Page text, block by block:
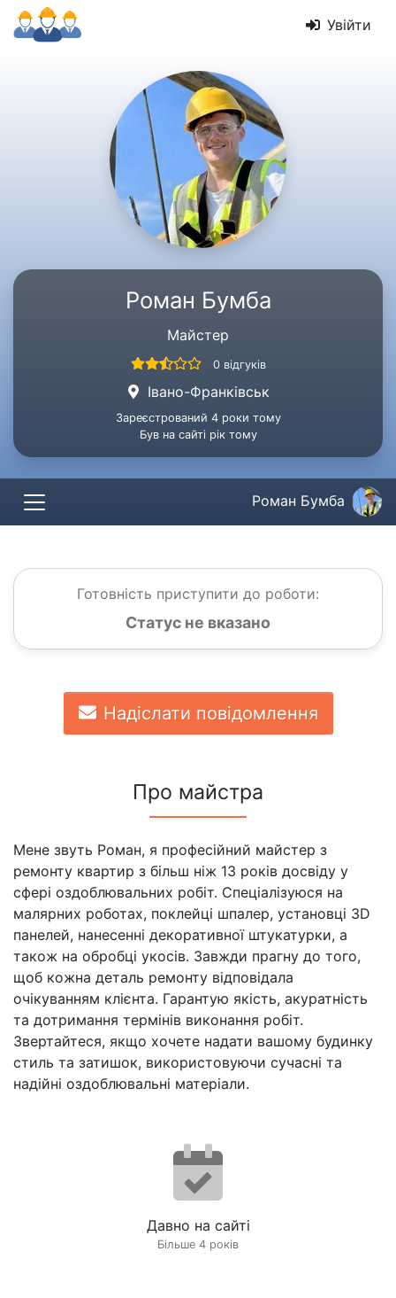
Увійти
Роман Бумба
Майстер
0 відгуків
Івано-Франківськ
Зареєстрований 4 роки тому
Був на сайті рік тому
Роман Бумба
Готовність приступити до роботи:
Статус не вказано
Надіслати повідомлення
Про майстра
Мене звуть Роман, я професійний майстер з
ремонту квартир з більш ніж 13 років досвіду у
сфері оздоблювальних робіт. Спеціалізуюся на
малярних роботах, поклейці шпалер, установці 3D
панелей, нанесенні декоративної штукатурки, а
також на обробці укосів. Завжди прагну до того,
щоб кожна деталь ремонту відповідала
очікуванням клієнта. Гарантую якість, акуратність
та дотримання термінів виконання робіт.
Звертайтеся, якщо хочете надати вашому будинку
стиль та затишок, використовуючи сучасні та
надійні оздоблювальні матеріали.
Давно на сайті
Більше 4 років